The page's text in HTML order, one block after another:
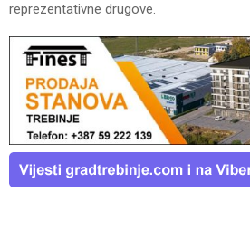
reprezentativne drugove.